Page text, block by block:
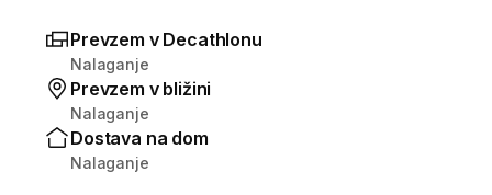
Prevzem v Decathlonu
Nalaganje
Prevzem v bližini
Nalaganje
Dostava na dom
Nalaganje